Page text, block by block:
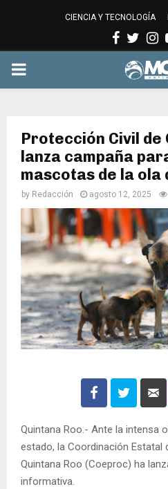
CIENCIA Y TECNOLOGÍA
PRIMARY
Protección Civil de
lanza campaña
mascotas de la ola
by Redacción agosto 12, 2025
Quintana Roo.- Ante la intensa
estado, la Coordinación Estatal
Quintana Roo (Coeproc) ha
informativa.